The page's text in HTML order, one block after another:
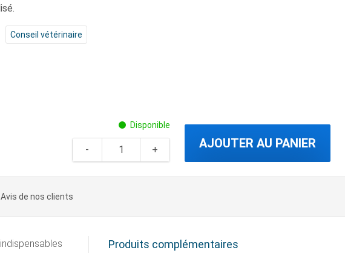
Conseil vétérinaire
Disponible
AJOUTER AU PANIER
Avis de nos clients
Produits complémentaires